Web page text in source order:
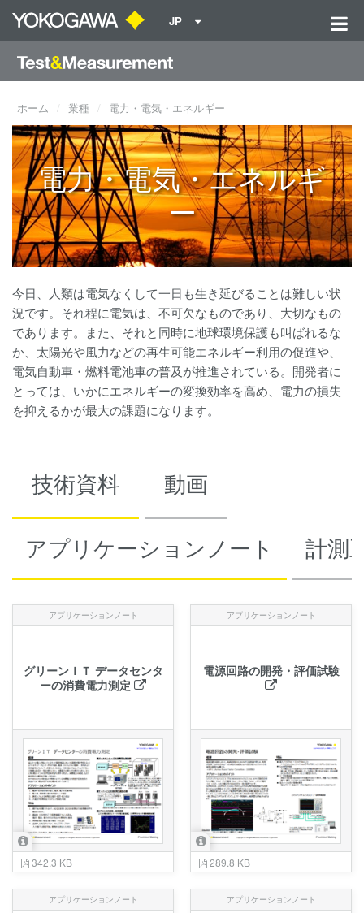
JP
ホーム 業種 電力・電気・エネルギー
電力・電気・エネルギ
ー
今日、人類は電気なくして一日も生き延びることは難しい状
況です。それ程に電気は、不可欠なものであり、大切なもの
であります。また、それと同時に地球環境保護も叫ばれるな
か、太陽光や風力などの再生可能エネルギー利用の促進や、
電気自動車・燃料電池車の普及が推進されている。開発者に
とっては、いかにエネルギーの変換効率を高め、電力の損失
を抑えるかが最大の課題になります。
技術資料 動画
アプリケーションノート 計測
アプリケーションノート
グリーンＩＴ データセンタ
ーの消費電力測定
342.3 KB
アプリケーションノート
電源回路の開発・評価試験
289.8 KB
アプリケーションノート アプリケーションノート